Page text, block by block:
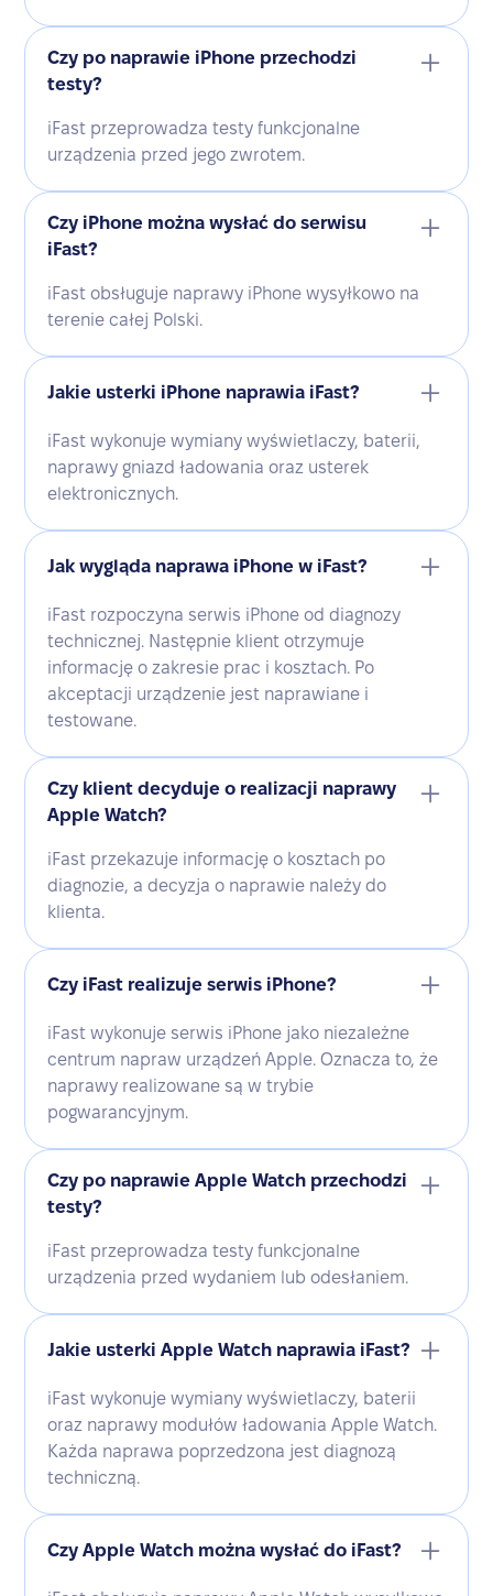
Czy po naprawie iPhone przechodzi
testy?
iFast przeprowadza testy funkcjonalne
urządzenia przed jego zwrotem.
Czy iPhone można wysłać do serwisu
iFast?
iFast obsługuje naprawy iPhone wysyłkowo na
terenie całej Polski.
Jakie usterki iPhone naprawia iFast?
iFast wykonuje wymiany wyświetlaczy, baterii,
naprawy gniazd ładowania oraz usterek
elektronicznych.
Jak wygląda naprawa iPhone w iFast?
iFast rozpoczyna serwis iPhone od diagnozy
technicznej. Następnie klient otrzymuje
informację o zakresie prac i kosztach. Po
akceptacji urządzenie jest naprawiane i
testowane.
Czy klient decyduje o realizacji naprawy
Apple Watch?
iFast przekazuje informację o kosztach po
diagnozie, a decyzja o naprawie należy do
klienta.
Czy iFast realizuje serwis iPhone?
iFast wykonuje serwis iPhone jako niezależne
centrum napraw urządzeń Apple. Oznacza to, że
naprawy realizowane są w trybie
pogwarancyjnym.
Czy po naprawie Apple Watch przechodzi
testy?
iFast przeprowadza testy funkcjonalne
urządzenia przed wydaniem lub odesłaniem.
Jakie usterki Apple Watch naprawia iFast?
iFast wykonuje wymiany wyświetlaczy, baterii
oraz naprawy modułów ładowania Apple Watch.
Każda naprawa poprzedzona jest diagnozą
techniczną.
Czy Apple Watch można wysłać do iFast?